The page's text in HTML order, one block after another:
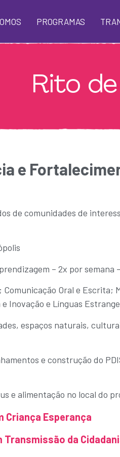
PROGRAMAS
Rito
e
de comunidades de
– 2x por semana –
Oral e Escrita;
Inovação e Línguas
espaços naturais,
e construção do
e alimentação no local do
Criança Esperança
da